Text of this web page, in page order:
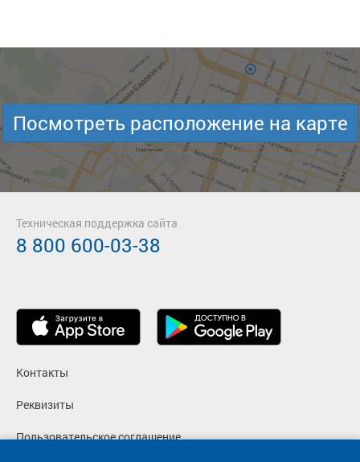
Посмотреть расположение на карте
Контакты
Реквизиты
Пользовательское соглашение
Техническая поддержка сайта
8 800 600-03-38